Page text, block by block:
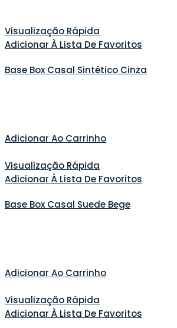
Visualização Rápida
Adicionar À Lista De Favoritos
Base Box Casal Sintético Cinza
Adicionar Ao Carrinho
Visualização Rápida
Adicionar À Lista De Favoritos
Base Box Casal Suede Bege
Adicionar Ao Carrinho
Visualização Rápida
Adicionar À Lista De Favoritos